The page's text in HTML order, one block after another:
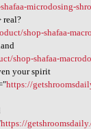
microdosing-
real?
shop-shafaa-
shop-shafaa-
your spirit
https://
https://